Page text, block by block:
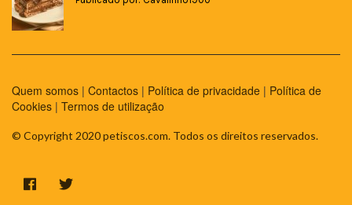
Quem somos | Contactos | Política de privacidade | Política de
Cookies | Termos de utilização
© Copyright 2020 petiscos.com. Todos os direitos reservados.